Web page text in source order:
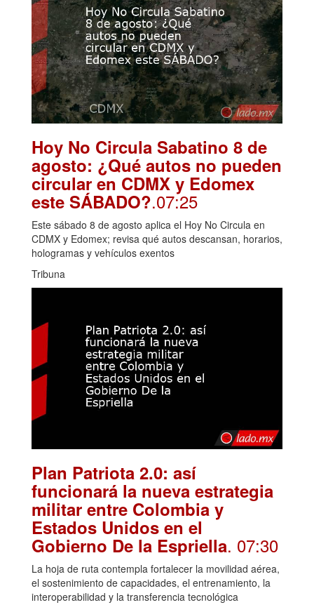
Hoy No Circula Sabatino 8 de
agosto: ¿Qué autos no pueden
circular en CDMX y Edomex
este SÁBADO?.07:25
Este sábado 8 de agosto aplica el Hoy No Circula en
CDMX y Edomex; revisa qué autos descansan, horarios,
hologramas y vehículos exentos
Tribuna
Plan Patriota 2.0: así
funcionará la nueva estrategia
militar entre Colombia y
Estados Unidos en el
Gobierno De la Espriella. 07:30
La hoja de ruta contempla fortalecer la movilidad aérea,
el sostenimiento de capacidades, el entrenamiento, la
interoperabilidad y la transferencia tecnológica